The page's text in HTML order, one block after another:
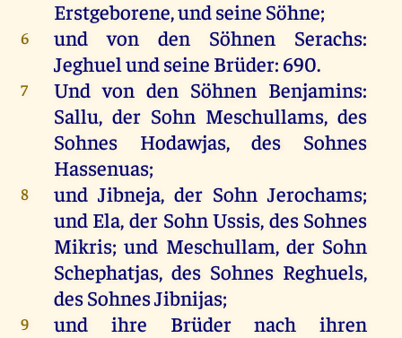
Erstgeborene,undseine Söhne;
6 und von den Söhnen Serachs:
Jeghuelundseine Brüder: 690.
7 Und von den Söhnen Benjamins:
Sallu, der Sohn Meschullams,des
SohnesHodawjas,des
Sohnes
Hassenuas;
8 und Jibneja, der Sohn Jerochams;
und Ela, der SohnUssis, des Sohnes
Mikris;und Meschullam, der Sohn
Schephatjas, des Sohnes Reghuels,
desSohnesJibnijas;
9 und ihre Brüder nach
ihren